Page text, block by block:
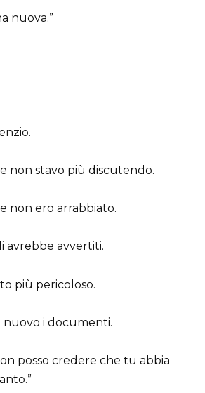
nuova.”
non stavo più discutendo.
non ero arrabbiato.
avrebbe avvertiti.
più pericoloso.
nuovo i documenti.
posso credere che tu abbia